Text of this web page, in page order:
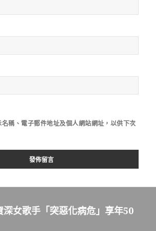
名稱、電子郵件地址及個人網站網址，以供下次
女歌手「突惡化病危」享年50